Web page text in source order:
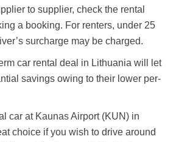
to supplier, check the rental
a booking. For renters, under 25
surcharge may be charged.
car rental deal in Lithuania will let
savings owing to their lower per-
car at Kaunas Airport (KUN) in
choice if you wish to drive around